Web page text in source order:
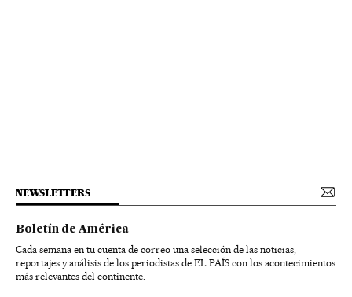
NEWSLETTERS
Boletín de América
Cada semana en tu cuenta de correo una selección de las noticias,
reportajes y análisis de los periodistas de EL PAÍS con los acontecimientos
más relevantes del continente.